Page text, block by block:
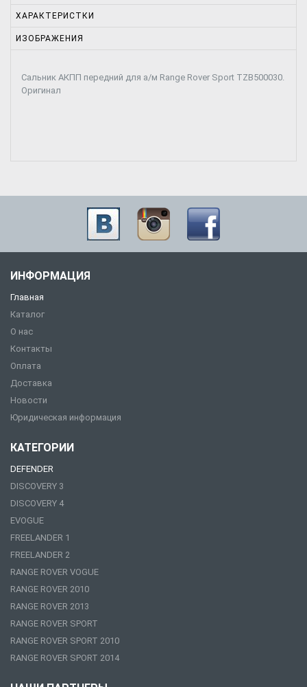
ХАРАКТЕРИСТКИ
ИЗОБРАЖЕНИЯ
Сальник АКПП передний для а/м Range Rover Sport TZB500030.
Оригинал
ИНФОРМАЦИЯ
Главная
Каталог
О нас
Контакты
Оплата
Доставка
Новости
Юридическая информация
КАТЕГОРИИ
DEFENDER
DISCOVERY 3
DISCOVERY 4
EVOGUE
FREELANDER 1
FREELANDER 2
RANGE ROVER VOGUE
RANGE ROVER 2010
RANGE ROVER 2013
RANGE ROVER SPORT
RANGE ROVER SPORT 2010
RANGE ROVER SPORT 2014